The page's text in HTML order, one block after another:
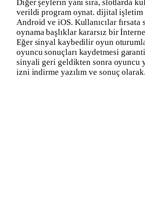
Diğer şeylerin yanı sıra, slotlarda
verildi program oynat. dijital işletim
Android ve iOS. Kullanıcılar fırsata
oynama başlıklar kararsız bir
Eğer sinyal kaybedilir oyun
oyuncu sonuçları kaydetmesi
sinyali geri geldikten sonra oyuncu
izni indirme yazılım ve sonuç olarak.